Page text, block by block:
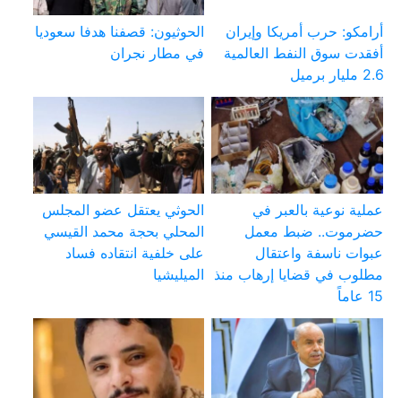
أرامكو: حرب أمريكا وإيران
أفقدت سوق النفط العالمية
2.6 مليار برميل
الحوثيون: قصفنا هدفا سعوديا
في مطار نجران
عملية نوعية بالعبر في
حضرموت.. ضبط معمل
عبوات ناسفة واعتقال
مطلوب في قضايا إرهاب منذ
15 عاماً
الحوثي يعتقل عضو المجلس
المحلي بحجة محمد القيسي
على خلفية انتقاده فساد
الميليشيا